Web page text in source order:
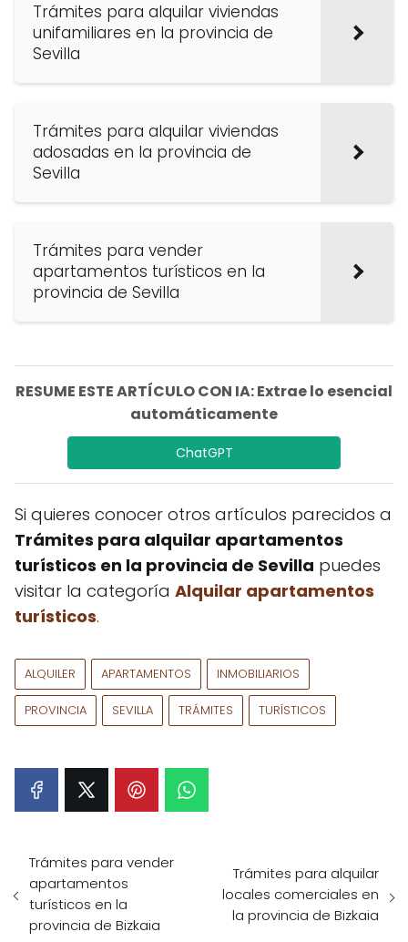
Trámites para alquilar viviendas
unifamiliares en la provincia de
Sevilla
Trámites para alquilar viviendas
adosadas en la provincia de
Sevilla
Trámites para vender
apartamentos turísticos en la
provincia de Sevilla
RESUME ESTE ARTÍCULO CON IA: Extrae lo esencial
automáticamente
ChatGPT
Si quieres conocer otros artículos parecidos a
Trámites para alquilar apartamentos
turísticos en la provincia de Sevilla puedes
visitar la categoría Alquilar apartamentos
turísticos.
ALQUILER APARTAMENTOS INMOBILIARIOS
PROVINCIA SEVILLA TRÁMITES TURÍSTICOS
Trámites para vender
apartamentos
turísticos en la
provincia de Bizkaia
Trámites para alquilar
locales comerciales en
la provincia de Bizkaia